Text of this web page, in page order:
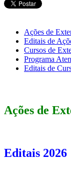
Ações de
Editais de
Cursos de
Programa
Editais de
Ações de
Editais 2026